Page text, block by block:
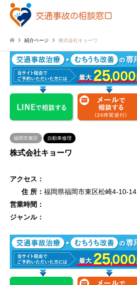
紹介ページ 株式会社キョーワ
福岡市東区 自動車修理
株式会社キョーワ
アクセス：
住 所： 福岡県福岡市東区松崎4-10-14
営業時間：
ジャンル：